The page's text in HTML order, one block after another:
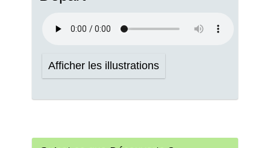
Afficher les illustrations